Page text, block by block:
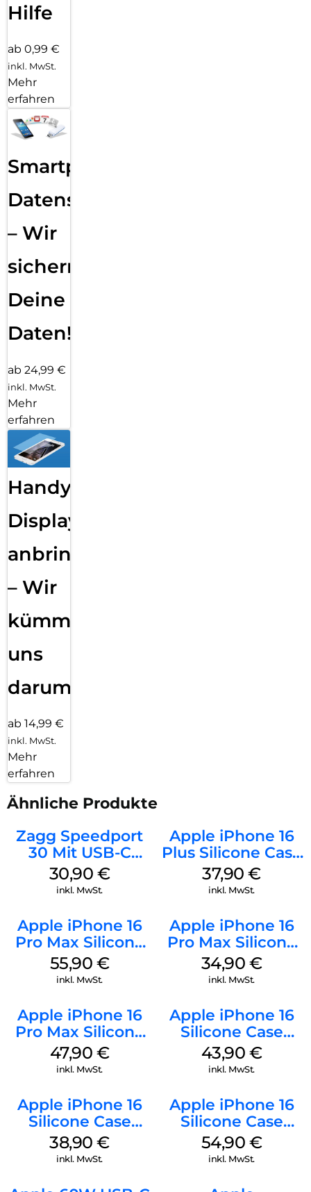
Hilfe
ab 0,99 €
inkl. MwSt.
Mehr
erfahren
Smartphone
Datensicherung
– Wir
sichern
Deine
Daten!
ab 24,99 €
inkl. MwSt.
Mehr
erfahren
Handy
Displayfolie
anbringen
– Wir
kümmern
uns
darum!
ab 14,99 €
inkl. MwSt.
Mehr
erfahren
Ähnliche Produkte
Zagg Speedport
30 Mit USB-C
Kabel Weiß
30,90 €
inkl. MwSt.
Apple iPhone 16
Plus Silicone Case
MagSafe Lake
Green
37,90€
inkl. MwSt.
Apple iPhone 16
Pro Max Silicone
Case MagSafe
Stone Gray
55,90 €
inkl. MwSt.
Apple iPhone 16
Pro Max Silicone
Case MagSafe
Denim
34,90 €
inkl. MwSt.
Apple iPhone 16
Pro Max Silicone
Case MagSafe
Black
47,90 €
inkl. MwSt.
Apple iPhone 16
Silicone Case
MagSafe Plum
43,90 €
inkl. MwSt.
Apple iPhone 16
Silicone Case
MagSafe
Ultramarine
38,90€
inkl. MwSt.
Apple iPhone 16
Silicone Case
MagSafe Black
54,90 €
inkl. MwSt.